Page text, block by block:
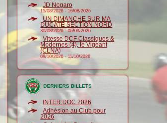
JD Nogaro
15/08/2026 -16/08/2026
UN DIMANCHE SUR MA
DUCATE SECTION NORD
30/08/2026-06/09/2026
Vitesse DCF Classiques &
Modernes (4), le Vigeant
(CLNA)
09/10/2026-11/10/2026
DERNIERS BILLETS
INTER DOC 2026
Adhésion au Club pour
2026